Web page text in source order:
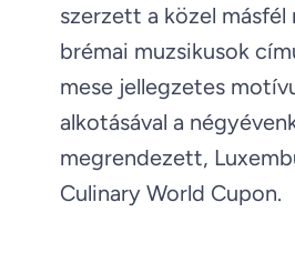
szerzett a közel másfél
brémai muzsikusok
mese jellegzetes
alkotásával a
megrendezett,
Culinary World Cupon.